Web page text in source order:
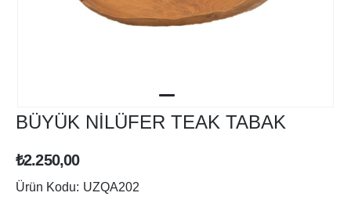
BÜYÜK NİLÜFER TEAK TABAK
₺2.250,00
Ürün Kodu: UZQA202